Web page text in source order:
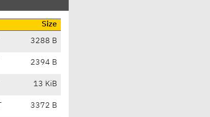
Size
3288 B
2394 B
13 KiB
3372 B